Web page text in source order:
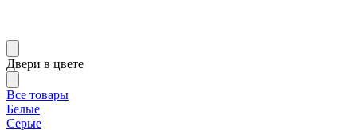
Двери в цвете
Все товары
Белые
Серые